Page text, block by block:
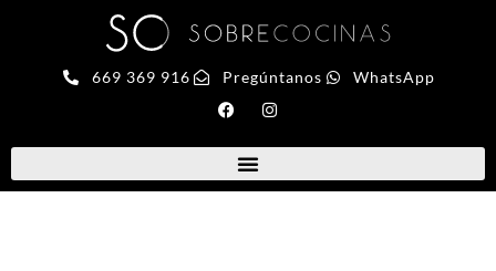
669 369 916 Pregúntanos WhatsApp